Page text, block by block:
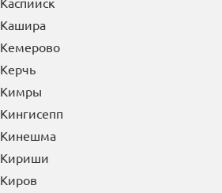
Кашира
Кемерово
Керчь
Кимры
Кингисепп
Кинешма
Кириши
Киров